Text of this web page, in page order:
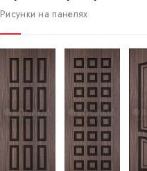
Рисунки на панелях